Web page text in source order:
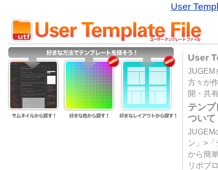
User
User
JUGEM
方々が
開・共
テン
ついて
JUGEM
ン」>
から簡
リポブ